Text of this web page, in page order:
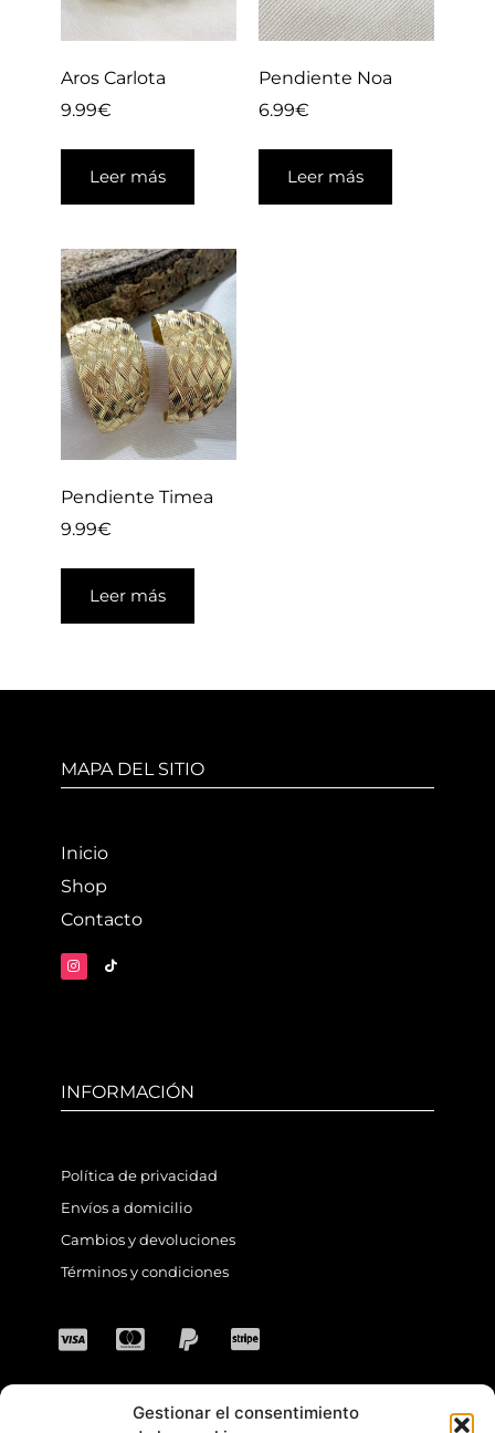
Gestionar el consentimiento
Aros Carlota
9.99€
Leer más
Pendiente Noa
6.99€
Leer más
Pendiente Timea
9.99€
Leer más
MAPA DEL SITIO
Inicio
Shop
Contacto
INFORMACIÓN
Política de privacidad
Envíos a domicilio
Cambios y devoluciones
Términos y condiciones
CONTACTO